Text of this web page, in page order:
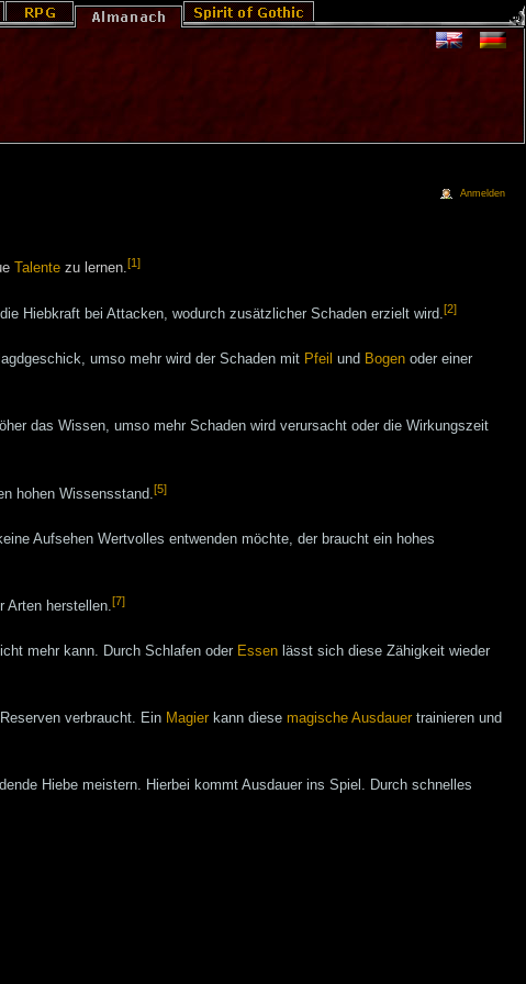
Talentezu lernen.[1]
Hiebkraft bei Attacken, wodurch zusätzlicher Schaden erzielt wird.[2]
umso mehr wird der Schaden mit Pfeil und Bogen oder einer
das Wissen, umso mehr Schaden wird verursacht oder die Wirkungszeit
hohen Wissensstand.[5]
Aufsehen Wertvolles entwenden möchte, der braucht ein hohes
Arten herstellen.[7]
mehr kann. Durch Schlafen oder Essen lässt sich diese Zähigkeit wieder
verbraucht. Ein Magier kann diese magische Ausdauer trainieren und
Hiebe meistern. Hierbei kommt Ausdauer ins Spiel. Durch schnelles
Anmelden